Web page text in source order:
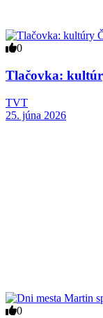
0
Tlačovka:
TVT
25. júna 2026
0